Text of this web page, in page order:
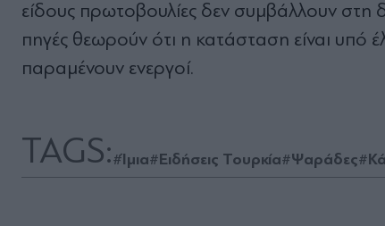
είδους πρωτοβουλίες δεν συμβάλλουν στη
πηγές θεωρούν ότι η κατάσταση είναι υπό
παραμένουν ενεργοί.
TAGS:#Ίμια#Ειδήσεις Τουρκία#Ψαράδες